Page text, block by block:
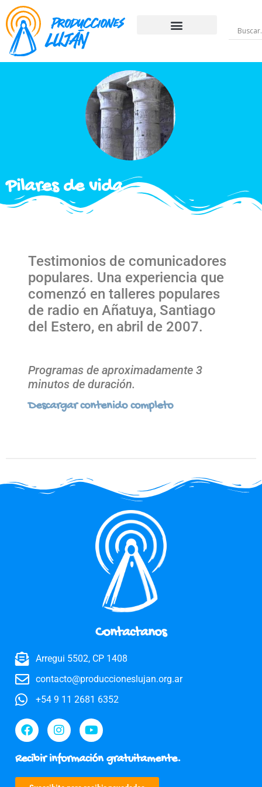
Pilares de vida
Testimonios de comunicadores
populares. Una experiencia que
comenzó en talleres populares
de radio en Añatuya, Santiago
del Estero, en abril de 2007.
Programas de aproximadamente 3
minutos de duración.
Descargar contenido completo
Contactanos
Arregui 5502, CP 1408
contacto@produccioneslujan.org.ar
+54 9 11 2681 6352
Recibir información gratuitamente.